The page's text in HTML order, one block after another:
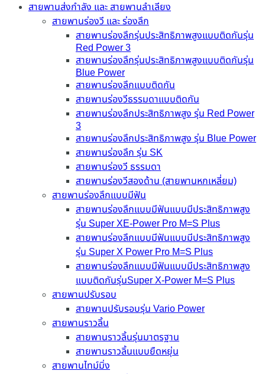
สายพานส่งกำลัง และ สายพานลำเลียง
สายพานร่องวี และ ร่องลึก
สายพานร่องลึกรุ่นประสิทธิภาพสูงแบบติดกันรุ่น
Red Power 3
สายพานร่องลึกรุ่นประสิทธิภาพสูงแบบติดกันรุ่น
Blue Power
สายพานร่องลึกแบบติดกัน
สายพานร่องวีธรรมดาแบบติดกัน
สายพานร่องลึกประสิทธิภาพสูง รุ่น Red Power
3
สายพานร่องลึกประสิทธิภาพสูง รุ่น Blue Power
สายพานร่องลึก รุ่น SK
สายพานร่องวี ธรรมดา
สายพานร่องวีสองด้าน (สายพานหกเหลี่ยม)
สายพานร่องลึกแบบมีฟัน
สายพานร่องลึกแบบมีฟันแบบมีประสิทธิภาพสูง
รุ่น Super XE-Power Pro M=S Plus
สายพานร่องลึกแบบมีฟันแบบมีประสิทธิภาพสูง
รุ่น Super X Power Pro M=S Plus
สายพานร่องลึกแบบมีฟันแบบมีประสิทธิภาพสูง
แบบติดกันรุ่นSuper X-Power M=S Plus
สายพานปรับรอบ
สายพานปรับรอบรุ่น Vario Power
สายพานราวลิ้น
สายพานราวลิ้นรุ่นมาตรฐาน
สายพานราวลิ้นแบบยืดหยุ่น
สายพานไทม์มิ่ง